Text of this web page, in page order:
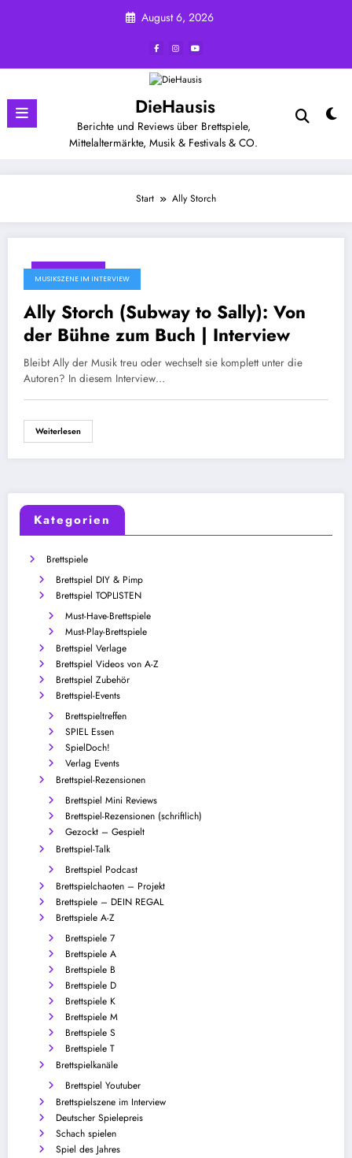
August 6, 2026
DieHausis
Berichte und Reviews über Brettspiele,
Mittelaltermärkte, Musik & Festivals & CO.
Start Ally Storch
Juni 21, 2026
MUSIKSZENE IM INTERVIEW
Ally Storch (Subway to Sally): Von
der Bühne zum Buch | Interview
Bleibt Ally der Musik treu oder wechselt sie komplett unter die
Autoren? In diesem Interview…
Weiterlesen
Kategorien
Brettspiele
Brettspiel DIY & Pimp
Brettspiel TOPLISTEN
Must-Have-Brettspiele
Must-Play-Brettspiele
Brettspiel Verlage
Brettspiel Videos von A-Z
Brettspiel Zubehör
Brettspiel-Events
Brettspieltreffen
SPIEL Essen
SpielDoch!
Verlag Events
Brettspiel-Rezensionen
Brettspiel Mini Reviews
Brettspiel-Rezensionen (schriftlich)
Gezockt – Gespielt
Brettspiel-Talk
Brettspiel Podcast
Brettspielchaoten – Projekt
Brettspiele – DEIN REGAL
Brettspiele A-Z
Brettspiele 7
Brettspiele A
Brettspiele B
Brettspiele D
Brettspiele K
Brettspiele M
Brettspiele S
Brettspiele T
Brettspielkanäle
Brettspiel Youtuber
Brettspielszene im Interview
Deutscher Spielepreis
Schach spielen
Spiel des Jahres